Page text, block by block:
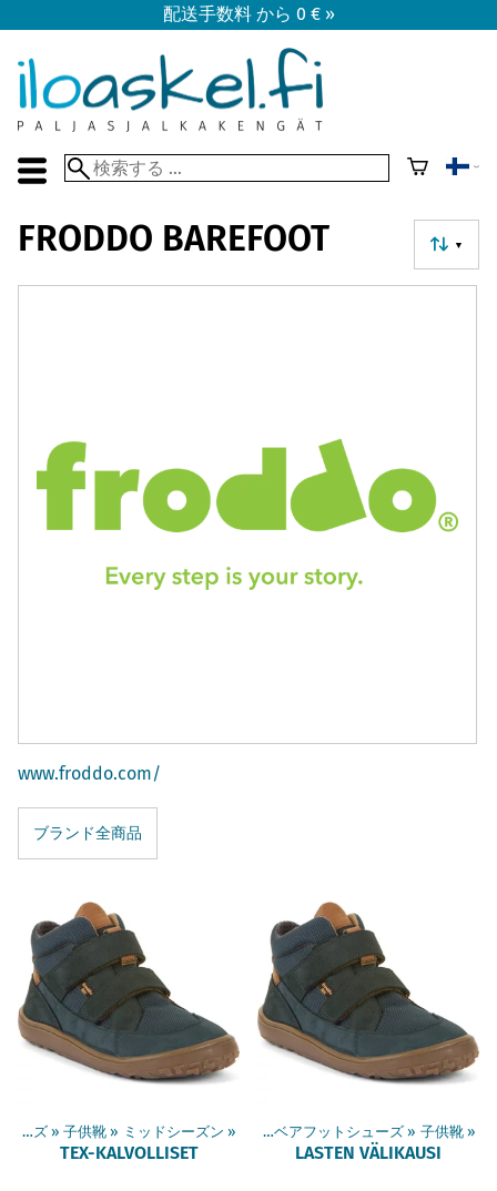
配送手数料 から 0 € »
▼
FRODDO BAREFOOT
www.froddo.com/
ブランド全商品
ベアフットシューズ ‪» 子供靴 ‪» ミッドシーズン ‪»
TEX-KALVOLLISET
商品 ‪»ベアフットシューズ ‪» 子供靴 ‪»
LASTEN VÄLIKAUSI